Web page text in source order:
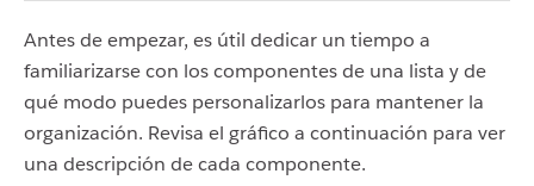
Antes de empezar, es útil dedicar un tiempo a
familiarizarse con los componentes de una lista y de
qué modo puedes personalizarlos para mantener la
organización. Revisa el gráfico a continuación para ver
una descripción de cada componente.